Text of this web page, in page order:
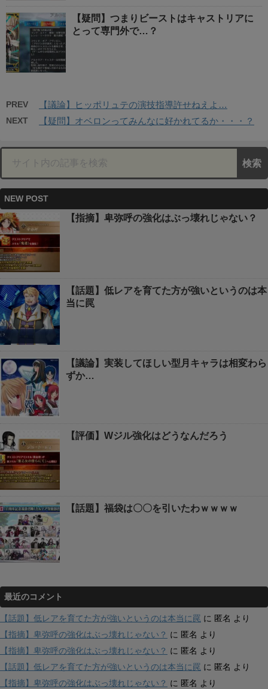
【疑問】つまりビーストはキャストリアに
とって専門外で…？
PREV 【議論】ヒッポリュテの演技指導許せねえよ…
NEXT 【疑問】オベロンってみんなに好かれてるか・・・？
NEW POST
【指摘】卑弥呼の強化はぶっ壊れじゃない？
【話題】低レアを育てた方が強いというのは本
当に罠
【議論】実装してほしい型月キャラは相変わら
ずか…
【評価】Wジル強化はどうなんだろう
【話題】福袋は〇〇を引いたわｗｗｗｗ
最近のコメント
【話題】低レアを育てた方が強いというのは本当に罠 に 匿名 より
【指摘】卑弥呼の強化はぶっ壊れじゃない？ に 匿名 より
【指摘】卑弥呼の強化はぶっ壊れじゃない？ に 匿名 より
【話題】低レアを育てた方が強いというのは本当に罠 に 匿名 より
【指摘】卑弥呼の強化はぶっ壊れじゃない？ に 匿名 より